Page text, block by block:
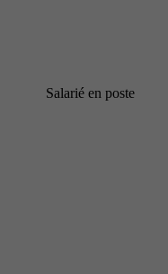
Salarié en poste